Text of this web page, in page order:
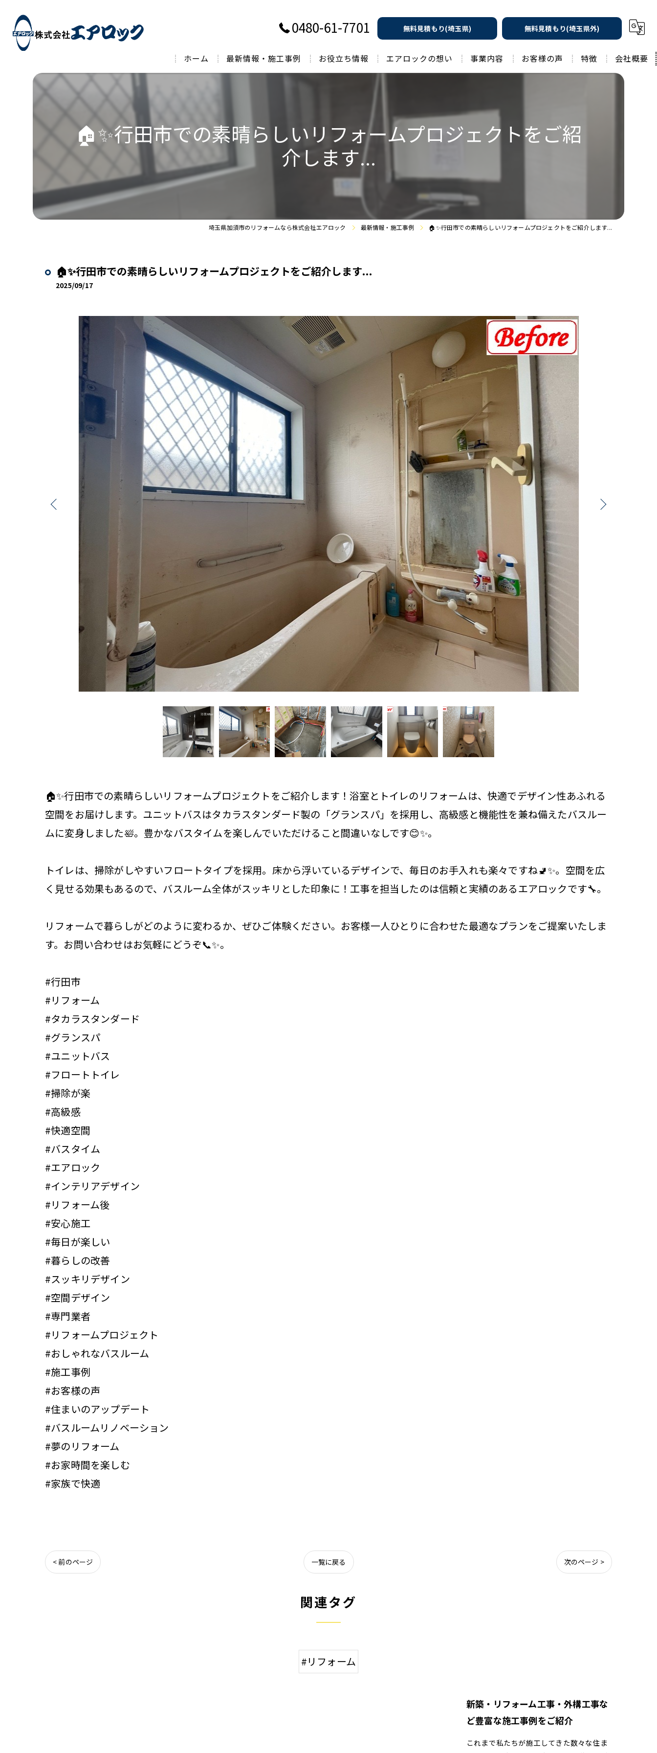
0480-61-7701 無料見積もり(埼玉県) 無料見積もり(埼玉県外)
ホーム 最新情報・施工事例 お役立ち情報 エアロックの想い 事業内容
水回りリフォーム
お客様の声 特徴 会社概要
🏠✨行田市での素晴らしいリフォームプロジェクトをご紹
介します...
埼玉県加須市のリフォームなら株式会社エアロック 最新情報・施工事例 🏠✨行田市での素晴らしいリフォームプロジェクトをご紹介します...
🏠✨行田市での素晴らしいリフォームプロジェクトをご紹介します...
2025/09/17
🏠✨行田市での素晴らしいリフォームプロジェクトをご紹介します！浴室とトイレのリフォームは、快適でデザイン性あふれる
空間をお届けします。ユニットバスはタカラスタンダード製の「グランスパ」を採用し、高級感と機能性を兼ね備えたバスルー
ムに変身しました🛀。豊かなバスタイムを楽しんでいただけること間違いなしです😊✨。
トイレは、掃除がしやすいフロートタイプを採用。床から浮いているデザインで、毎日のお手入れも楽々ですね🚽✨。空間を広
く見せる効果もあるので、バスルーム全体がスッキリとした印象に！工事を担当したのは信頼と実績のあるエアロックです🔧。
リフォームで暮らしがどのように変わるか、ぜひご体験ください。お客様一人ひとりに合わせた最適なプランをご提案いたしま
す。お問い合わせはお気軽にどうぞ📞✨。
#行田市
#リフォーム
#タカラスタンダード
#グランスパ
#ユニットバス
#フロートトイレ
#掃除が楽
#高級感
#快適空間
#バスタイム
#エアロック
#インテリアデザイン
#リフォーム後
#安心施工
#毎日が楽しい
#暮らしの改善
#スッキリデザイン
#空間デザイン
#専門業者
#リフォームプロジェクト
#おしゃれなバスルーム
#施工事例
#お客様の声
#住まいのアップデート
#バスルームリノベーション
#夢のリフォーム
#お家時間を楽しむ
#家族で快適
< 前のページ 一覧に戻る 次のページ >
関連タグ
#リフォーム
新築・リフォーム工事・外構工事な
ど豊富な施工事例をご紹介
これまで私たちが施工してきた数々な住ま